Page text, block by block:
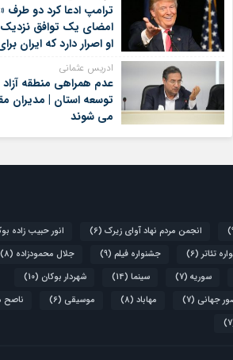
ترامپ ادعا کرد دو طرف
امضای یک توافق نزدیک
او اصرار دارد که ایران
برنامه‌های هسته‌ای خود
بیشتری بردارد
ادریس عثمانی
عدم همراهی منطقه آزاد
توسعه استان | مدیران
می شوند
انجمن مردم نهاد آوای زیرک (6) انور حبیب زاده
تئاتر (6) جشنواره فیلم (9) جلال محمودزاده (8)
سوریه (7) سینما (14) شهردار بوکان (10)
جهانی (7) مهاباد (8) موسیقی (6) ناصح